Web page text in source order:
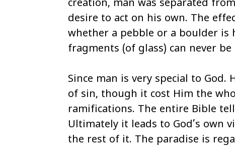
creation, man was separated
desire to act on his own. The
whether a pebble or a boulder is
fragments (of glass) can never
Since man is very special to
of sin, though it cost Him the
ramifications. The entire Bible
Ultimately it leads to God’s own
the rest of it. The paradise is